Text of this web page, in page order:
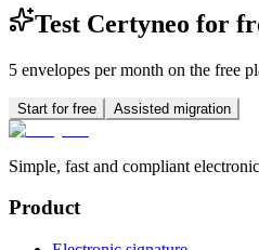
Test Certyneo for
5 envelopes per month on the free
Start for free Assisted migration
Simple, fast and compliant
Product